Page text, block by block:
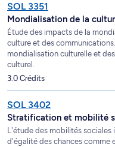
SOL 3351
Mondialisation de la
Étude des impacts de la
culture et des
mondialisation culturelle et
culturel.
3.0 Crédits
SOL 3402
Stratification et mobilité
L'étude des mobilités sociales
d'égalité des chances comme